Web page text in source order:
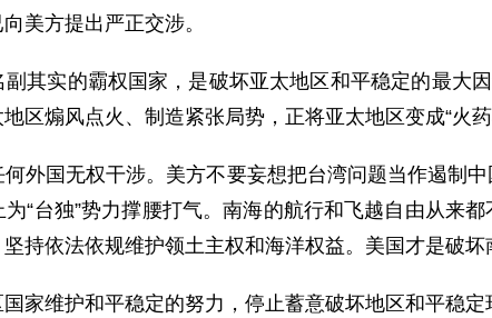
美方提出严正交涉。
其实的霸权国家，是破坏亚太地区和平稳定的最大
区煽风点火、制造紧张局势，正将亚太地区变成“火药
外国无权干涉。美方不要妄想把台湾问题当作遏制
“台独”势力撑腰打气。南海的航行和飞越自由从来
持依法依规维护领土主权和海洋权益。美国才是破坏
家维护和平稳定的努力，停止蓄意破坏地区和平稳定